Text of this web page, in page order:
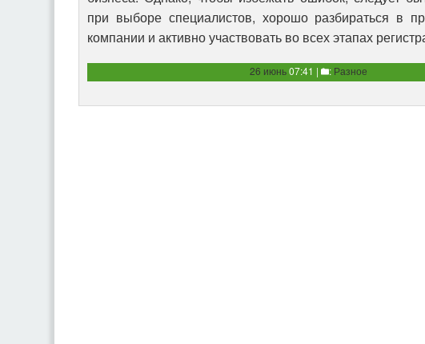
при выборе специалистов, хорошо разбираться в
компании и активно участвовать во всех этапах
26 июнь07:41 | : Разное